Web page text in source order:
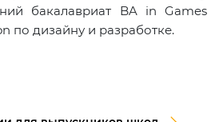
бакалавриат BA in Games
по дизайну и разработке.